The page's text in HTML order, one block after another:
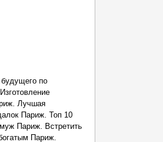
по
Лучшая
Париж. Топ 10
Париж. Встретить
Париж.